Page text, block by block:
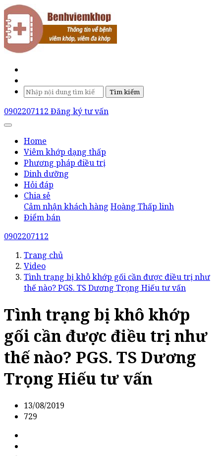
Tìm kiếm
0902207112 Đăng ký tư vấn
Home
Viêm khớp dạng thấp
Phương pháp điều trị
Dinh dưỡng
Hỏi đáp
Chia sẻ
Cảm nhận khách hàng Hoàng Thấp linh
Điểm bán
0902207112
Trang chủ
Video
Tình trạng bị khô khớp gối cần được điều trị như
thế nào? PGS. TS Dương Trọng Hiếu tư vấn
Tình trạng bị khô khớp
gối cần được điều trị như
thế nào? PGS. TS Dương
Trọng Hiếu tư vấn
13/08/2019
729